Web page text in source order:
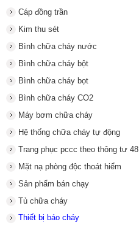
Cáp đồng trần
Kim thu sét
Bình chữa cháy nước
Bình chữa cháy bột
Bình chữa cháy bọt
Bình chữa cháy CO2
Máy bơm chữa cháy
Hệ thống chữa cháy tự động
Trang phục pccc theo thông tư 48
Mặt nạ phòng độc thoát hiểm
Sản phẩm bán chạy
Tủ chữa cháy
Thiết bị báo cháy